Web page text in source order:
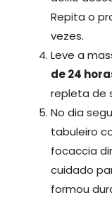
Repita o
vezes.
Leve a
de 24
repleta de
No dia
tabuleiro
focaccia
cuidado
formou